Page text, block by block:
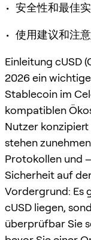
• 安全性和最佳
• 使用建议和注
Einleitung cUSD
2026 ein
Stablecoin im
kompatiblen
Nutzer
stehen
Protokollen und
Sicherheit auf
Vordergrund: Es
cUSD liegen,
überprüfbar Sie